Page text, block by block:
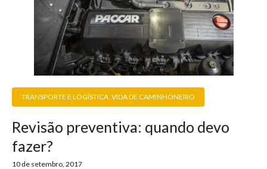
TRANSPORTE E LOGÍSTICA VIDA DE CAMINHONEIRO
Revisão preventiva: quando devo
fazer?
10 de setembro, 2017